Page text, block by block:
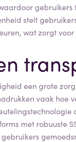
stelt
wat zorgt
een grote
vaak hoe
met robuuste